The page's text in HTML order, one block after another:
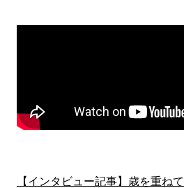
【インタビュー記事】歳を重ね